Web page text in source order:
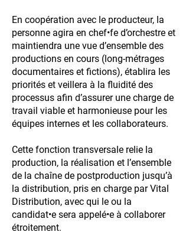
En coopération avec le producteur, la
personne agira en chef•fe d’orchestre et
maintiendra une vue d’ensemble des
productions en cours (long-métrages
documentaires et fictions), établira les
priorités et veillera à la fluidité des
processus afin d’assurer une charge de
travail viable et harmonieuse pour les
équipes internes et les collaborateurs.
Cette fonction transversale relie la
production, la réalisation et l’ensemble
de la chaîne de postproduction jusqu’à
la distribution, pris en charge par Vital
Distribution, avec qui le ou la
candidat•e sera appelé•e à collaborer
étroitement.